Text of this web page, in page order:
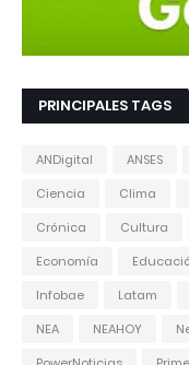
PRINCIPALES TAGS
ANDigital ANSES
Ciencia
Clima
Crónica
Cultura
Economía
Infobae
Latam
NEA
NEAHOY